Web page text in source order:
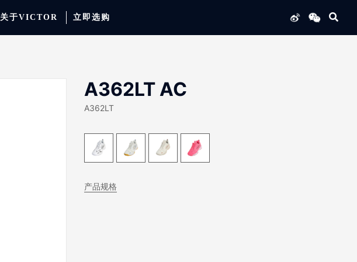
关于VICTOR 立即选购
A362LT AC
A362LT
产品规格